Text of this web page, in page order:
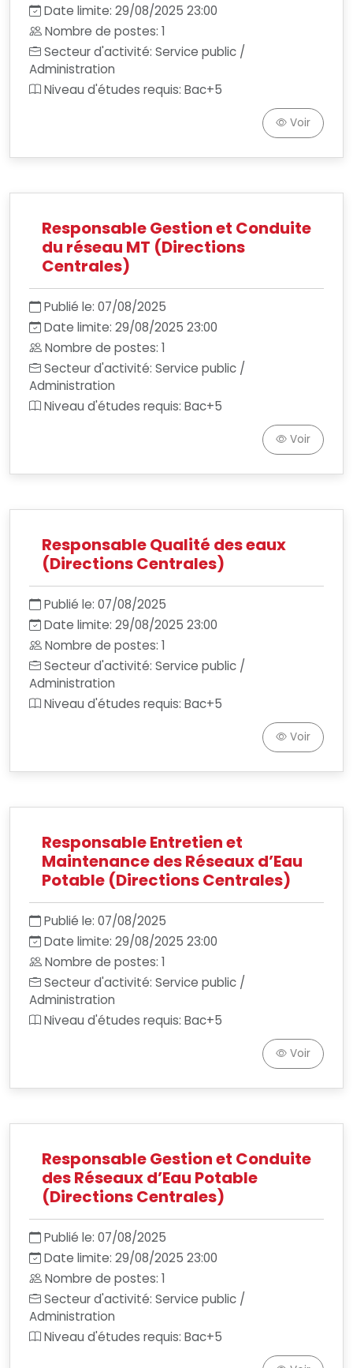
Date limite: 29/08/2025 23:00
Nombre de postes: 1
Secteur d'activité: Service public /
Administration
Niveau d'études requis: Bac+5
Voir
Responsable Gestion et Conduite
du réseau MT (Directions
Centrales)
Publié le: 07/08/2025
Date limite: 29/08/2025 23:00
Nombre de postes: 1
Secteur d'activité: Service public /
Administration
Niveau d'études requis: Bac+5
Voir
Responsable Qualité des eaux
(Directions Centrales)
Publié le: 07/08/2025
Date limite: 29/08/2025 23:00
Nombre de postes: 1
Secteur d'activité: Service public /
Administration
Niveau d'études requis: Bac+5
Voir
Responsable Entretien et
Maintenance des Réseaux d’Eau
Potable (Directions Centrales)
Publié le: 07/08/2025
Date limite: 29/08/2025 23:00
Nombre de postes: 1
Secteur d'activité: Service public /
Administration
Niveau d'études requis: Bac+5
Voir
Responsable Gestion et Conduite
des Réseaux d’Eau Potable
(Directions Centrales)
Publié le: 07/08/2025
Date limite: 29/08/2025 23:00
Nombre de postes: 1
Secteur d'activité: Service public /
Administration
Niveau d'études requis: Bac+5